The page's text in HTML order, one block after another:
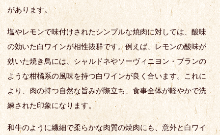
があります。
塩やレモンで味付けされたシンプルな焼肉に対しては、酸味
の効いた白ワインが相性抜群です。例えば、レモンの酸味が
効いた焼き鳥には、シャルドネやソーヴィニヨン・ブランの
ような柑橘系の風味を持つ白ワインが良く合います。これに
より、肉の持つ自然な旨みが際立ち、食事全体が軽やかで洗
練された印象になります。
和牛のように繊細で柔らかな肉質の焼肉にも、意外と白ワイ